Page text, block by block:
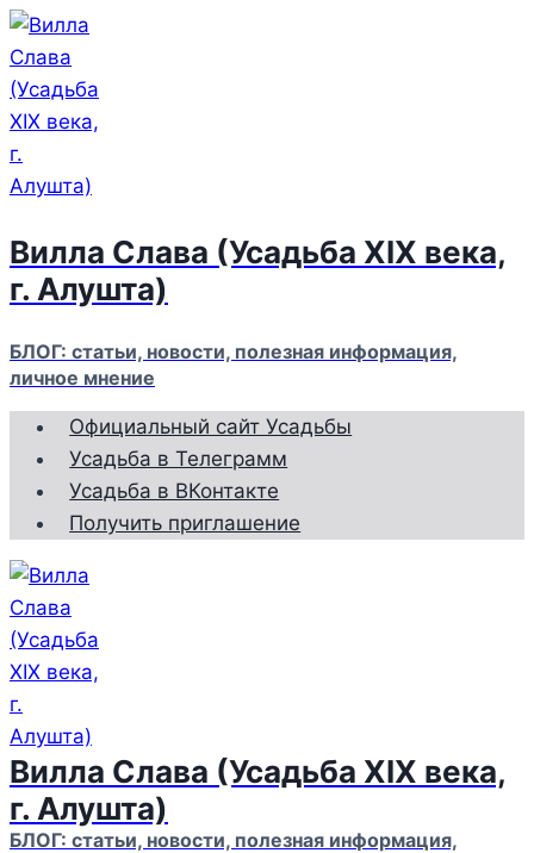
Перейти
к
содержимому
Вилла Слава (Усадьба XIX века,
г. Алушта)
БЛОГ: статьи, новости, полезная информация,
личное мнение
Официальный сайт Усадьбы
Усадьба в Телеграмм
Усадьба в ВКонтакте
Получить приглашение
Вилла Слава (Усадьба XIX века,
г. Алушта)
БЛОГ: статьи, новости, полезная информация,